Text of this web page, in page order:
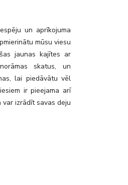
un aprīkojuma
mūsu viesu
jaunas kajītes ar
skatus, un
lai piedāvātu vēl
ir pieejama arī
var izrādīt savas deju